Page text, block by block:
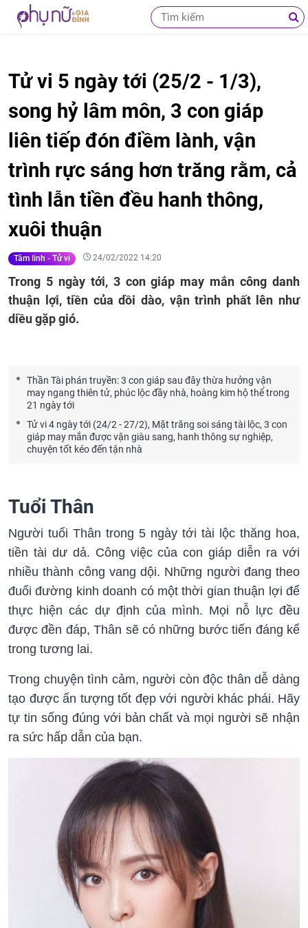
Tử vi 5 ngày tới (25/2 - 1/3),
song hỷ lâm môn, 3 con giáp
liên tiếp đón điềm lành, vận
trình rực sáng hơn trăng rằm, cả
tình lẫn tiền đều hanh thông,
xuôi thuận
Tâm linh - Tử vi 24/02/2022 14:20
Trong 5 ngày tới, 3 con giáp may mắn công danh
thuận lợi, tiền của dồi dào, vận trình phất lên như
diều gặp gió.
Thần Tài phán truyền: 3 con giáp sau đây thừa hưởng vận
may ngang thiên tử, phúc lộc đầy nhà, hoàng kim hộ thể trong
21 ngày tới
Tử vi 4 ngày tới (24/2 - 27/2), Mặt trăng soi sáng tài lộc, 3 con
giáp may mắn được vận giàu sang, hanh thông sự nghiệp,
chuyện tốt kéo đến tận nhà
Tuổi Thân
Người tuổi Thân trong 5 ngày tới tài lộc thăng hoa,
tiền tài dư dả. Công việc của con giáp diễn ra với
nhiều thành công vang dội. Những người đang theo
đuổi đường kinh doanh có một thời gian thuận lợi để
thực hiện các dự định của mình. Mọi nỗ lực đều
được đền đáp, Thân sẽ có những bước tiến đáng kể
trong tương lai.
Trong chuyện tình cảm, người còn độc thân dễ dàng
tạo được ấn tượng tốt đẹp với người khác phái. Hãy
tự tin sống đúng với bản chất và mọi người sẽ nhận
ra sức hấp dẫn của bạn.